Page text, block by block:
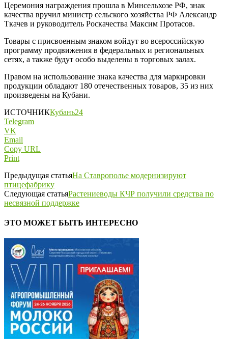
Церемония награждения прошла в Минсельхозе РФ, знак
качества вручил министр сельского хозяйства РФ Александр
Ткачев и руководитель Роскачества Максим Протасов.
Товары с присвоенным знаком войдут во всероссийскую
программу продвижения в федеральных и региональных
сетях, а также будут особо выделены в торговых залах.
Правом на использование знака качества для маркировки
продукции обладают 180 отечественных товаров, 35 из них
произведены на Кубани.
ИСТОЧНИККубань24
Telegram
VK
Email
Copy URL
Print
Предыдущая статьяНа Ставрополье модернизируют
птицефабрику
Следующая статьяРастениеводы КЧР получили средства по
несвязной поддержке
ЭТО МОЖЕТ БЫТЬ ИНТЕРЕСНО